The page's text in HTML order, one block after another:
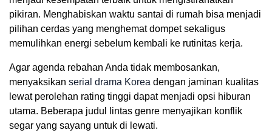
pikiran. Menghabiskan waktu santai di rumah bisa menjadi
pilihan cerdas yang menghemat dompet sekaligus
memulihkan energi sebelum kembali ke rutinitas kerja.
Agar agenda rebahan Anda tidak membosankan,
menyaksikan serial drama Korea dengan jaminan kualitas
lewat perolehan rating tinggi dapat menjadi opsi hiburan
utama. Beberapa judul lintas genre menyajikan konflik
segar yang sayang untuk di lewati.